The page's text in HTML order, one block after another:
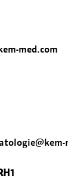
med.com